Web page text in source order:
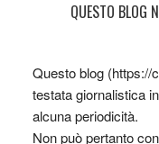
QUESTO BLOG
Questo blog (https://
testata giornalistica
alcuna periodicità.
Non può pertanto